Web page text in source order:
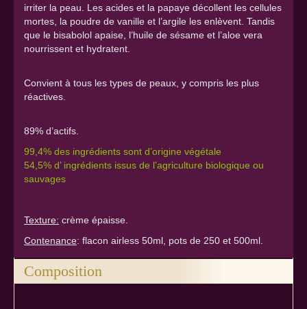
irriter la peau. Les acides et la papaye décollent les cellules
mortes, la poudre de vanille et l’argile les enlèvent. Tandis
que le bisabolol apaise, l’huile de sésame et l’aloe vera
nourrissent et hydratent.
Convient à tous les types de peaux, y compris les plus
réactives.
89% d’actifs.
99,4% des ingrédients sont d’origine végétale
54,5% d’ ingrédients issus de l’agriculture biologique ou
sauvages
Texture: crème épaisse.
Contenance: flacon airless 50ml, pots de 250 et 500ml.
Composition